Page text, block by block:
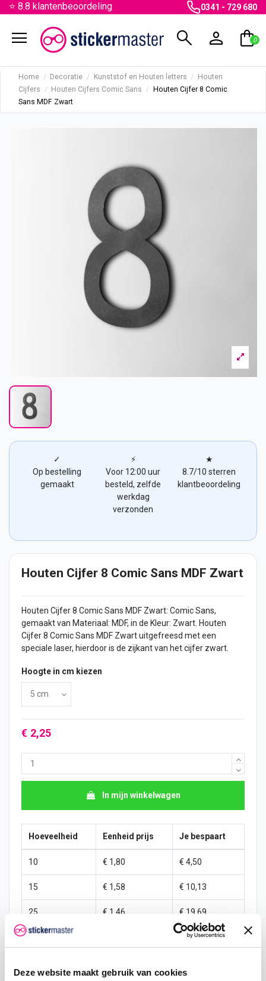
Deze website maakt gebruik van cookies
⭐ 8.8 klantenbeoordeling 0341 - 729 680
menu search person shopping_bag
0
Home Decoratie Kunststof en Houten letters
Houten
Cijfers
Houten Cijfers Comic Sans
Houten Cijfer 8 Comic
Sans MDF Zwart
✓
Op bestelling
gemaakt
⚡
Voor 12:00 uur
besteld, zelfde
werkdag
verzonden
★
8.7/10 sterren
klantbeoordeling
Houten Cijfer 8 Comic Sans MDF Zwart
Houten Cijfer8 Comic Sans MDF Zwart: Comic Sans,
gemaakt van Materiaal: MDF, in de Kleur: Zwart. Houten
Cijfer8 Comic Sans MDF Zwart uitgefreesd met een
speciale laser, hierdoor is de zijkant van het cijfer zwart.
Hoogte in cm kiezen
€ 2,25
In mijn winkelwagen
Hoeveelheid Eenheid prijs Je bespaart
10 € 1,80 € 4,50
15 € 1,58 € 10,13
25 € 1,46 € 19,69
50 € 45,00